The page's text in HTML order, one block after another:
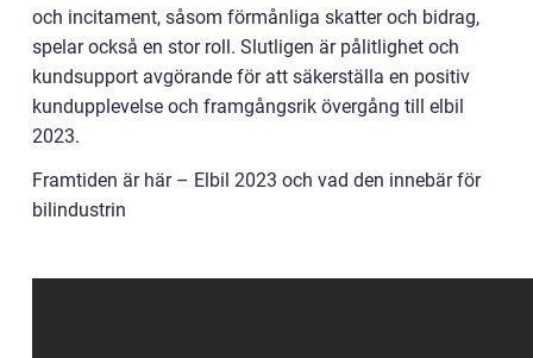
och incitament, såsom förmånliga skatter och bidrag,
spelar också en stor roll. Slutligen är pålitlighet och
kundsupport avgörande för att säkerställa en positiv
kundupplevelse och framgångsrik övergång till elbil
2023.
Framtiden är här – Elbil 2023 och vad den innebär för
bilindustrin